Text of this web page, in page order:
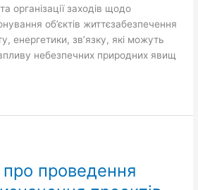
організації заходів щодо
об’єктів життєзабезпечення
енергетики, зв’язку, які можуть
небезпечних природних явищ
проведення